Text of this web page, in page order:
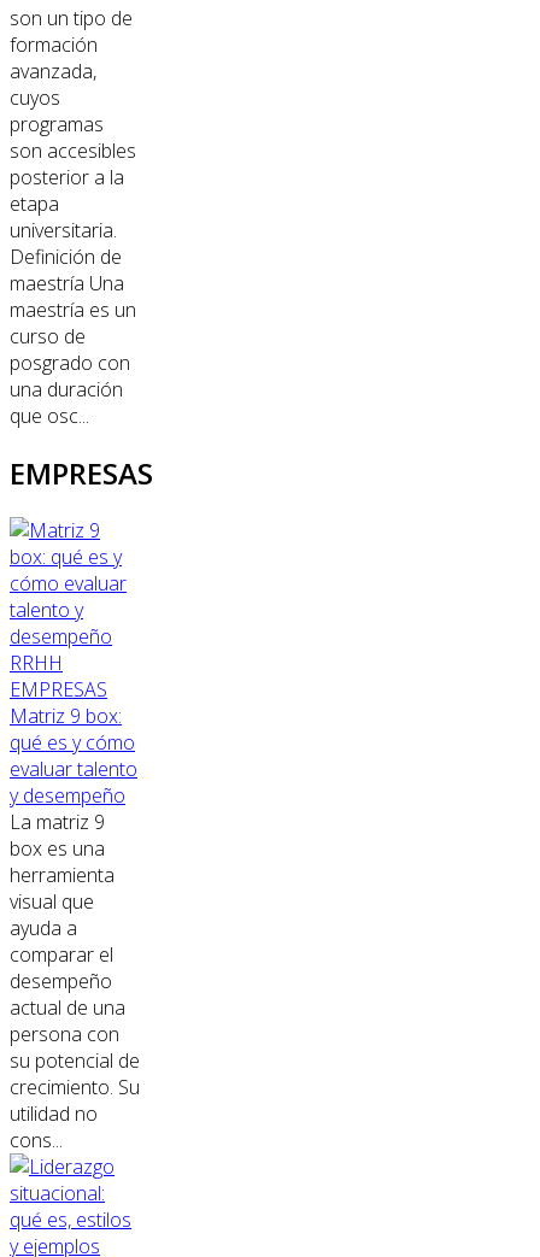
son un tipo de
formación
avanzada,
cuyos
programas
son accesibles
posterior a la
etapa
universitaria.
Definición de
maestría Una
maestría es un
curso de
posgrado con
una duración
que osc...
EMPRESAS
RRHH
EMPRESAS
Matriz 9 box:
qué es y cómo
evaluar talento
y desempeño
La matriz 9
box es una
herramienta
visual que
ayuda a
comparar el
desempeño
actual de una
persona con
su potencial de
crecimiento. Su
utilidad no
cons...